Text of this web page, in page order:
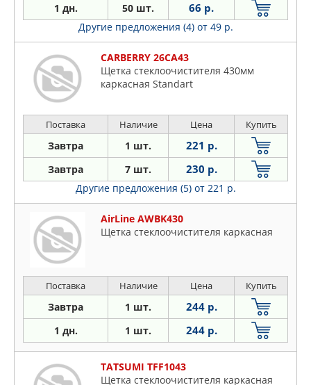
1 дн. 50 шт. 66 р.
Другие предложения (4) от 49 р.
CARBERRY 26CA43
Щетка стеклоочистителя 430мм
каркасная Standart
Поставка Наличие Цена Купить
Завтра 1 шт. 221 р.
Завтра 7 шт. 230 р.
Другие предложения (5) от 221 р.
AirLine AWBK430
Щетка стеклоочистителя каркасная
Поставка Наличие Цена Купить
Завтра 1 шт. 244 р.
1 дн. 1 шт. 244 р.
TATSUMI TFF1043
Щетка стеклоочистителя каркасная